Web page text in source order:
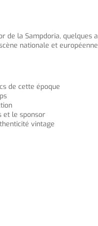
de la Sampdoria,
nationale et
de cette époque
et le sponsor
vintage